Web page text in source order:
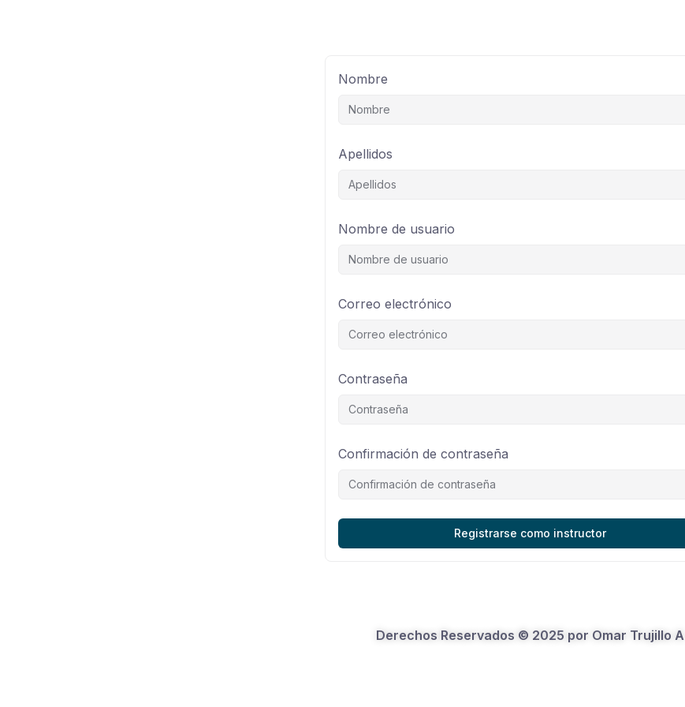
Nombre
Apellidos
Nombre de usuario
Correo electrónico
Contraseña
Confirmación de contraseña
Registrarse como instructor
Derechos Reservados © 2025 por Omar Trujillo A